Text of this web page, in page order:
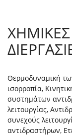
Θερμοδυναμική
ισορροπία,
συστημάτων
λειτουργίας,
συνεχούς
αντιδραστήρων,